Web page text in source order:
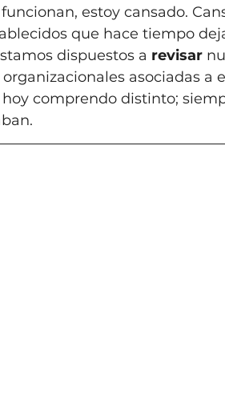
estoy cansado.
que hace tiempo
dispuestos a revisar
asociadas a
comprendo distinto;